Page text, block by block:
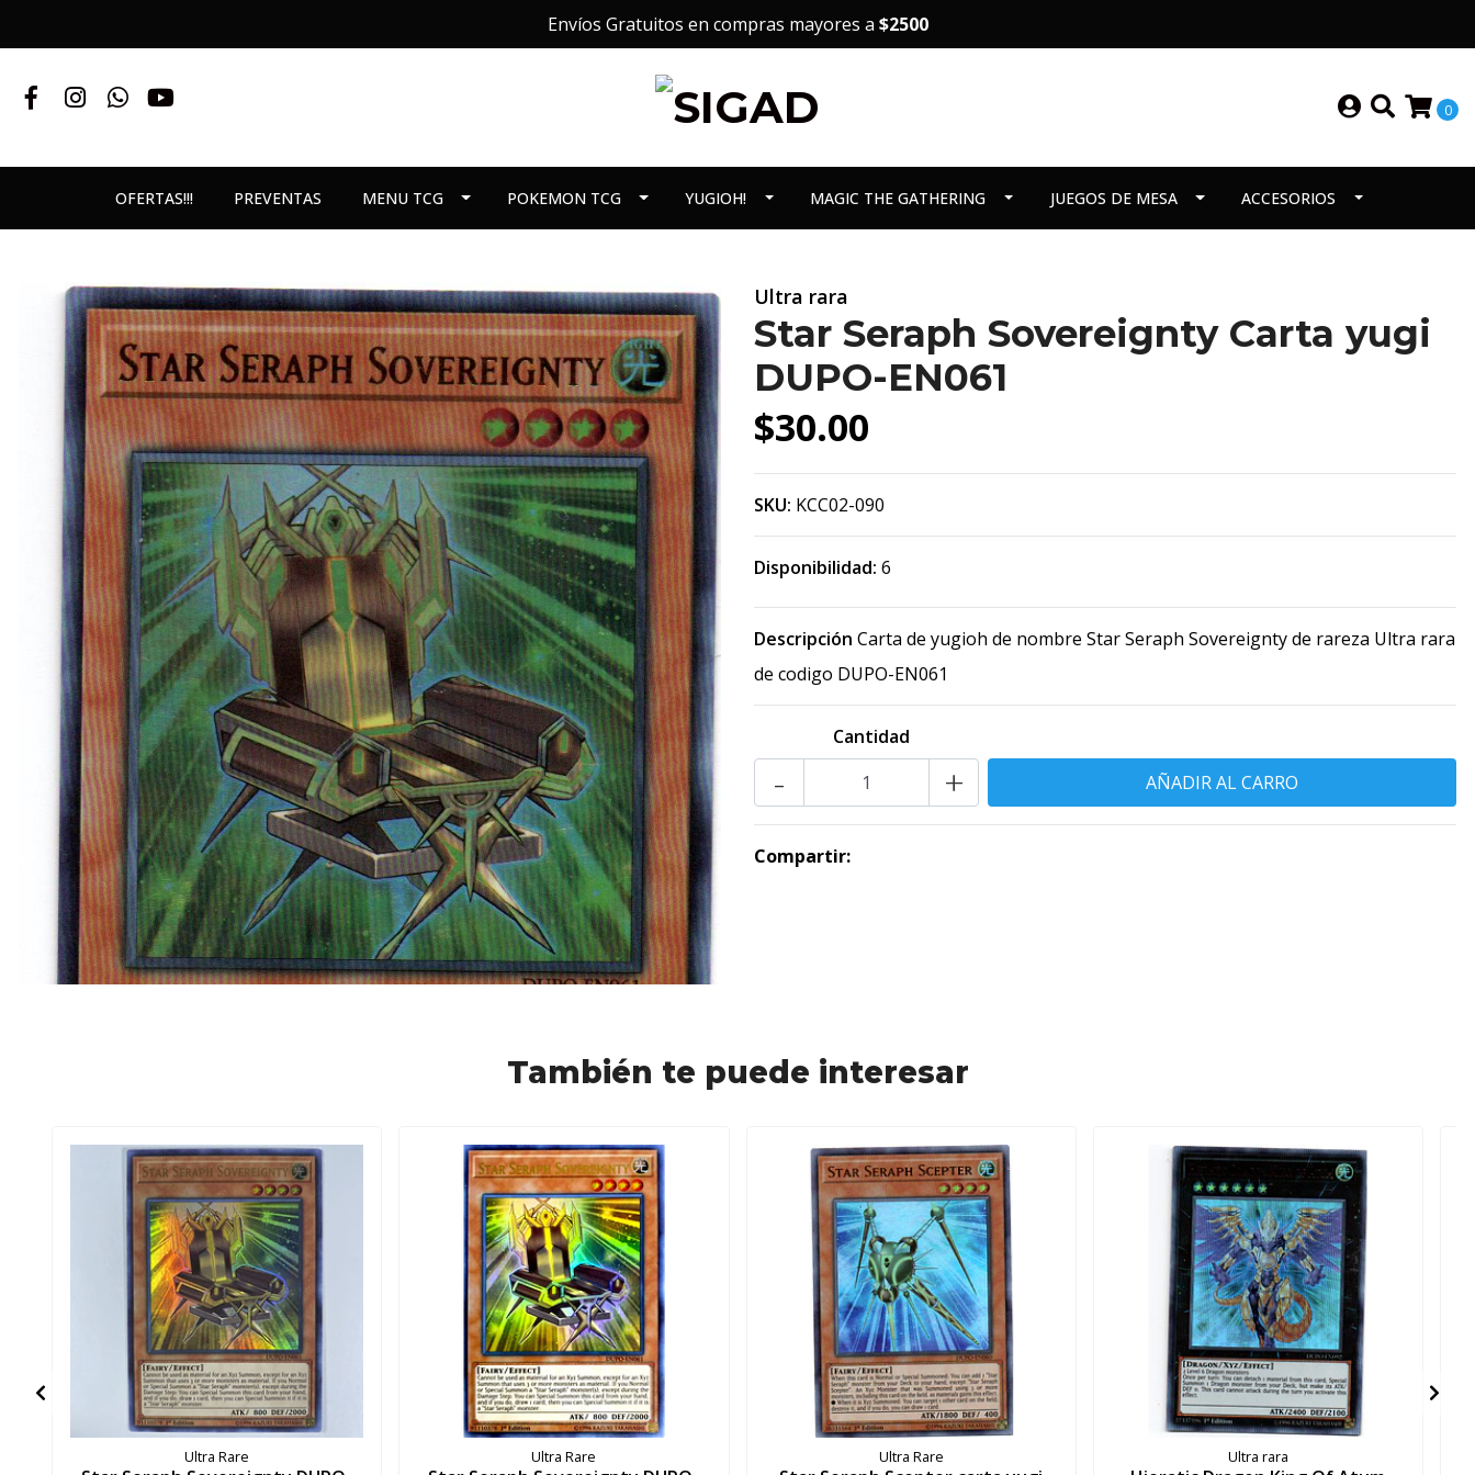
Envíos Gratuitos en compras mayores a $2500
0
OFERTAS!!! PREVENTAS MENU TCG POKEMON TCG YUGIOH! MAGIC THE GATHERING JUEGOS DE MESA ACCESORIOS
Ultra rara
Star Seraph Sovereignty Carta yugi
DUPO-EN061
$30.00
SKU: KCC02-090
Disponibilidad: 6
Descripción Carta de yugioh de nombre Star Seraph Sovereignty de rareza Ultra rara
de codigo DUPO-EN061
Cantidad
+
-
Compartir:
También te puede interesar
Ultra Rare Ultra Rare Ultra Rare Ultra rara